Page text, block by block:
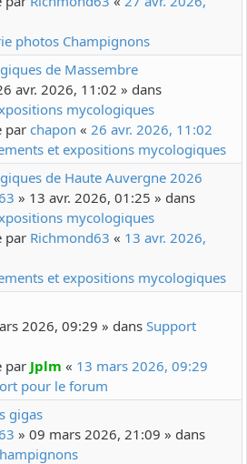
photos Champignons
de Massembre
avr. 2026, 11:02 » dans
mycologiques
par chapon « 26 avr. 2026, 11:02
et expositions mycologiques
de Haute Auvergne 2026
» 13 avr. 2026, 01:25 » dans
mycologiques
par Richmond63 « 13 avr. 2026,
et expositions mycologiques
2026, 09:29 » dans Support
par Jplm « 13 mars 2026, 09:29
pour le forum
gigas
» 09 mars 2026, 21:09 » dans